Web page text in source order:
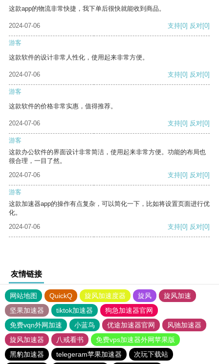
这款app的物流非常快捷，我下单后很快就能收到商品。
2024-07-06 支持[0] 反对[0]
游客
这款软件的设计非常人性化，使用起来非常方便。
2024-07-06 支持[0] 反对[0]
游客
这款软件的价格非常实惠，值得推荐。
2024-07-06 支持[0] 反对[0]
游客
这款办公软件的界面设计非常简洁，使用起来非常方便。功能的布局也
很合理，一目了然。
2024-07-06
支持[0] 反对[0]
游客
这款加速器app的操作有点复杂，可以简化一下，比如将设置页面进行优
化。
2024-07-06
支持[0] 反对[0]
友情链接
网站地图 QuickQ 旋风加速度器 旋风
旋风加速
坚果加速器
tiktok加速器
狗急加速器官网
免费vqn外网加速
小蓝鸟 优途加速器官网
风驰加速器
旋风加速器
八戒看书
免费vps加速器外网苹果版
黑豹加速器
telegeram苹果加速器 次玩下载站